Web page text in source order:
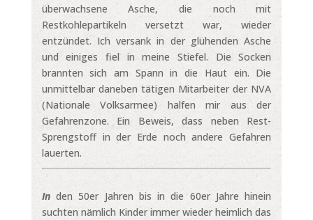
überwachsene Asche, die noch mit
Restkohlepartikeln versetzt war, wieder
entzündet. Ich versank in der glühenden Asche
und einiges fiel in meine Stiefel. Die Socken
brannten sich am Spann in die Haut ein. Die
unmittelbar daneben tätigen Mitarbeiter der NVA
(Nationale Volksarmee) halfen mir aus der
Gefahrenzone. Ein Beweis, dass neben Rest-
Sprengstoff in der Erde noch andere Gefahren
lauerten.
Inden 50er Jahren bis in die 60er Jahre hinein
suchten nämlich Kinder immer wieder heimlich das